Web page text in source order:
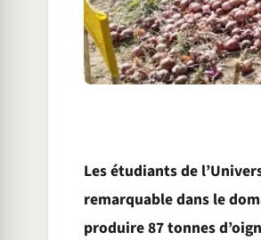
Les étudiants de
remarquable dans le
produire 87 tonnes